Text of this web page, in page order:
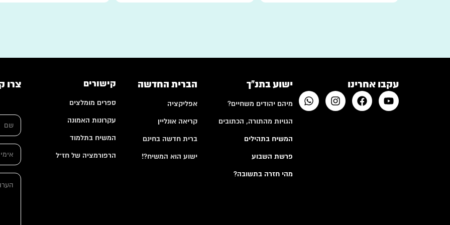
עקבו אחרינו ישוע בתנ"ך
מיהם יהודים משחיים?
הגויות מהתורה, הכתובים
המשיח בתהילים
פרשת השבוע
מהי חזרה בתשובה?
הברית החדשה
אפליקציה
קריאה אונליין
ברית חדשה בחינם
ישוע הוא המשיח?!
קישורים
ספרים מומלצים
עקרונות האמונה
המשיח בתלמוד
הרפורמציה של חז"ל
צרו
ע
ר
ו
ת
ה
ע
ר
ש
*
א
מ
י
י
ה